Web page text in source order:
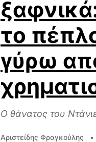
το
γύρω
Ο θάνατος του
Αριστείδης Φραγκούλης •